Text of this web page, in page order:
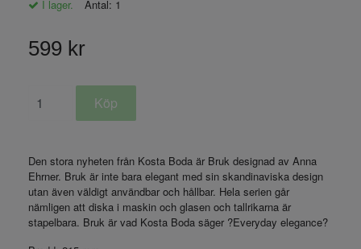
I lager. Antal: 1
599 kr
Den stora nyheten från Kosta Boda är Bruk designad av Anna
Ehrner. Bruk är inte bara elegant med sin skandinaviska design
utan även väldigt användbar och hållbar. Hela serien går
nämligen att diska i maskin och glasen och tallrikarna är
stapelbara. Bruk är vad Kosta Boda säger ?Everyday elegance?